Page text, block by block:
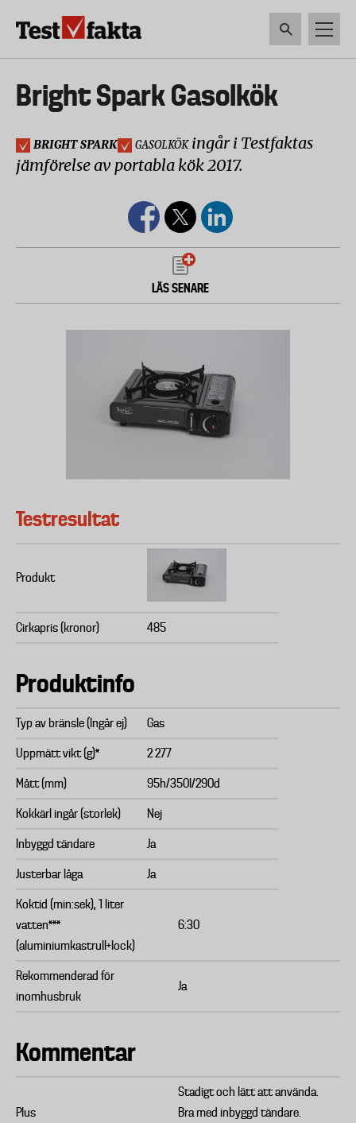
Huvudmeny
ny
Bright Spark Gasolkök
BRIGHT SPARK GASOLKÖKingår i Testfaktas
jämförelse av portabla kök 2017.
LÄS SENARE
Testresultat
Produkt
Cirkapris (kronor) 485
Produktinfo
Typ av bränsle (Ingår ej) Gas
Uppmätt vikt (g)* 2 277
Mått (mm) 95h/350l/290d
Kokkärl ingår (storlek) Nej
Inbyggd tändare Ja
Justerbar låga Ja
Koktid (min:sek), 1 liter
vatten***
(aluminiumkastrull+lock)
6:30
Rekommenderad för
inomhusbruk
Ja
Kommentar
Plus
Stadigt och lätt att använda.
Bra med inbyggd tändare.